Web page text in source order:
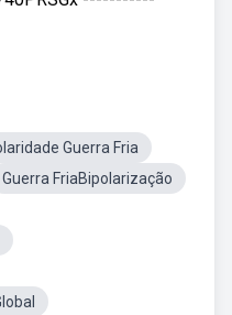
Guerra Fria
Guerra FriaBipolarização